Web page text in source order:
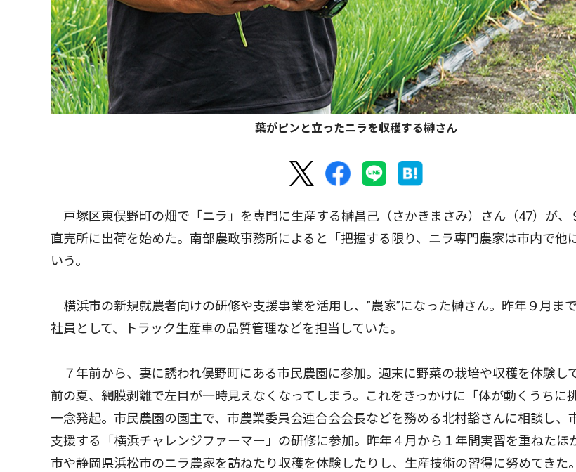
葉がピンと立ったニラを収穫する榊さん
戸塚区東俣野町の畑で「ニラ」を専門に生産する榊昌己（さかきまさみ）さん（47）が、
直売所に出荷を始めた。南部農政事務所によると「把握する限り、ニラ専門農家は市内で他
いう。
横浜市の新規就農者向けの研修や支援事業を活用し、”農家”になった榊さん。昨年９月ま
社員として、トラック生産車の品質管理などを担当していた。
７年前から、妻に誘われ俣野町にある市民農園に参加。週末に野菜の栽培や収穫を体験し
前の夏、網膜剥離で左目が一時見えなくなってしまう。これをきっかけに「体が動くうちに
一念発起。市民農園の園主で、市農業委員会連合会会長などを務める北村豁さんに相談し、
支援する「横浜チャレンジファーマー」の研修に参加。昨年４月から１年間実習を重ねたほ
市や静岡県浜松市のニラ農家を訪ねたり収穫を体験したりし、生産技術の習得に努めてきた。